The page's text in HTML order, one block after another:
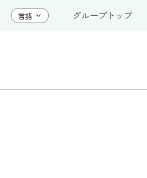
グループトップ